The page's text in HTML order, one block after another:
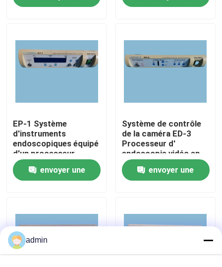
Produits
Vidéos
Visite de l'usine
Contrôle de la qualité
Nous contacter
Endoscope médical
EP-1 Système
d'instruments
endoscopiques équipé
d'un processeur
d'endoscopie
envoyer une
Système de contrôle
de la caméra ED-3
Processeur d'
endoscopie vidéo en
bon état
envoyer une
admin